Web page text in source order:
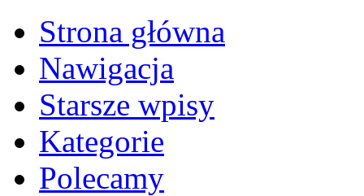
Strona główna
Nawigacja
Starsze wpisy
Kategorie
Polecamy